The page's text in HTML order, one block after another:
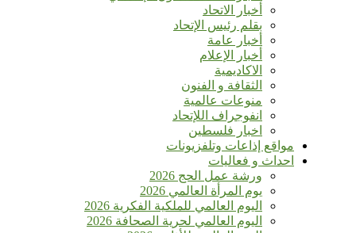
أخبار الاتحاد
بقلم رئيس الإتحاد
أخبار عامة
أخبار الإعلام
الاكاديمية
الثقافة و الفنون
منوعات عالمية
انفوجراف اللإتحاد
اخبار فلسطين
مواقع إذاعات وتلفزيونات
احداث و فعاليات
ورشة عمل الحج 2026
يوم المرأة العالمي 2026
اليوم العالمي للملكية الفكرية 2026
اليوم العالمي لحرية الصحافة 2026